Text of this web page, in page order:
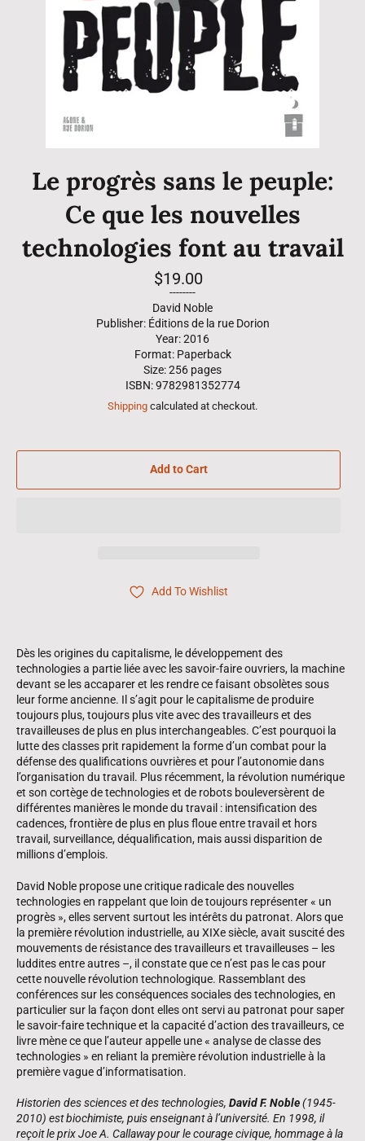
Le progrès sans le peuple:
Ce que les nouvelles
technologies font au travail
Regular
price
$19.00
--------
David Noble
Publisher: Éditions de la rue Dorion
Year: 2016
Format: Paperback
Size: 256 pages
ISBN: 9782981352774
Shipping calculated at checkout.
Add to Cart
Add To Wishlist
Dès les origines du capitalisme, le développement des
technologies a partie liée avec les savoir-faire ouvriers, la machine
devant se les accaparer et les rendre ce faisant obsolètes sous
leur forme ancienne. Il s’agit pour le capitalisme de produire
toujours plus, toujours plus vite avec des travailleurs et des
travailleuses de plus en plus interchangeables. C’est pourquoi la
lutte des classes prit rapidement la forme d’un combat pour la
défense des qualifications ouvrières et pour l’autonomie dans
l’organisation du travail. Plus récemment, la révolution ­numérique
et son cortège de technologies et de robots bouleversèrent de
différentes manières le monde du travail : intensification des
cadences, frontière de plus en plus floue entre travail et hors
travail, surveillance, déqualification, mais aussi disparition de
millions d’emplois.
David Noble propose une critique radicale des nouvelles
technologies en rappelant que loin de toujours représenter « un
progrès », elles servent surtout les intérêts du patronat. Alors que
la première révolution industrielle, au XIXe siècle, avait suscité des
mouvements de résistance des travailleurs et travailleuses – les
luddites entre autres –, il constate que ce n’est pas le cas pour
cette nouvelle révolution technologique. Rassemblant des
conférences sur les conséquences sociales des technologies, en
particulier sur la façon dont elles ont servi au patronat pour saper
le savoir-faire technique et la capacité d’action des travailleurs, ce
livre mène ce que l’auteur appelle une « analyse de classe des
technologies » en reliant la première révolution industrielle à la
première vague ­d’informatisation.
Historien des sciences et des technologies, David F. Noble(1945-
2010) est biochimiste, puis enseignant à l’université. En 1998, il
reçoit le prix Joe A. Callaway pour le courage civique, hommage à la